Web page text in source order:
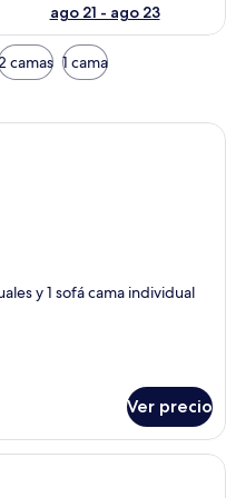
ago 21 - ago 23
camas 1 cama
sala de estar moderna con un
y 1 sofá cama individual
Ver precio
balcón con barandilla de vidrio,